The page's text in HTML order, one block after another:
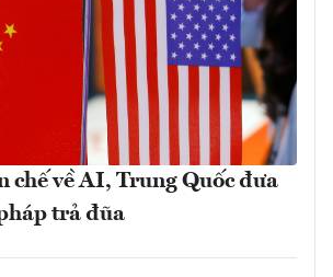
chế về AI, Trung Quốc đưa
trả đũa